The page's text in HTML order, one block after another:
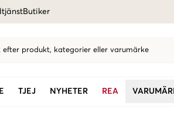
Butiker
efter produkt, kategorier eller varumärke
TJEJ NYHETER REA